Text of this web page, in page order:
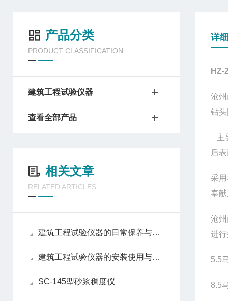
产品分类
PRODUCT CLASSIFICATION
建筑工程试验仪器
查看全部产品
相关文章
RELATED ARTICLES
建筑工程试验仪器的日常保养与维护流程！
建筑工程试验仪器的安装使用与维修
SC-145型砂浆稠度仪
详
HZ-
沧
钻
主
后
采
奉
沧
进
5.5
8.5